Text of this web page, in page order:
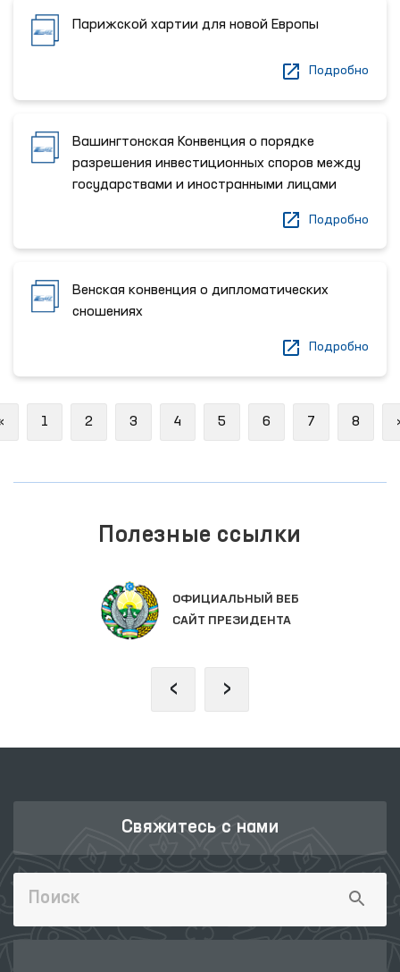
Парижской хартии для новой Европы
Подробно
Вашингтонская Конвенция о порядке
разрешения инвестиционных споров между
государствами и иностранными лицами
Подробно
Венская конвенция о дипломатических
сношениях
Подробно
Previous
1 2 3 4 5 6 7 8
Полезные ссылки
ОФИЦИАЛЬНЫЙ ВЕБ
САЙТ ПРЕЗИДЕНТА
‹ ›
Свяжитесь с нами